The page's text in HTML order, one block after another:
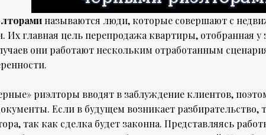
называются люди, которые совершают с
главная цель перепродажа квартиры, отобранная у
они работают нескольким отработанным
риэлторы вводят в заблуждение клиентов,
Если в будущем возникает разбирательство,
так как сделка будет законна. Представляясь